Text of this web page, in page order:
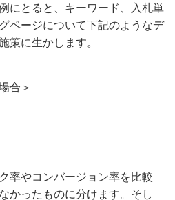
にとると、キーワード、入札単
ページについて下記のようなデ
策に生かします。
合＞
率やコンバージョン率を比較
かったものに分けます。そし